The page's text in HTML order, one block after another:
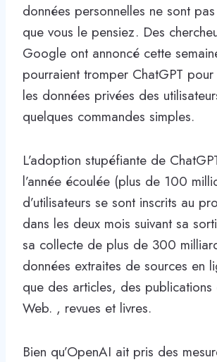
données personnelles ne sont
que vous le pensiez. Des
Google ont annoncé cette
pourraient tromper ChatGPT pour
les données privées des
quelques commandes simples.
L’adoption stupéfiante de
l’année écoulée (plus de 100
d’utilisateurs se sont inscrits au
dans les deux mois suivant sa
sa collecte de plus de 300
données extraites de sources en
que des articles, des publications
Web. , revues et livres.
Bien qu’OpenAI ait pris des